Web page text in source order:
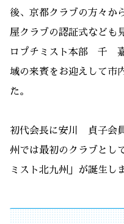
後、京都クラブの方々か
屋クラブの認証式など
ロプチミスト本部 千 嘉
域の来賓をお迎えして市
た。
初代会長に安川 貞子会
州では最初のクラブとし
ミスト北九州」が誕生し